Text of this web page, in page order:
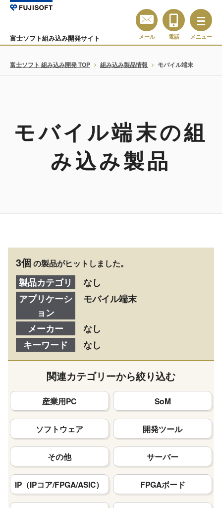
富士ソフト組み込み開発サイト メール 電話 メニュー
富士ソフト 組み込み開発 TOP 組み込み製品情報 モバイル端末
モバイル端末の組
み込み製品
3個 の製品がヒットしました。
製品カテゴリ
なし
アプリケーシ
ョン
モバイル端末
メーカー
なし
キーワード
なし
関連カテゴリーから絞り込む
産業用PC SoM
ソフトウェア 開発ツール
その他 サーバー
IP（IPコア/FPGA/ASIC） FPGAボード